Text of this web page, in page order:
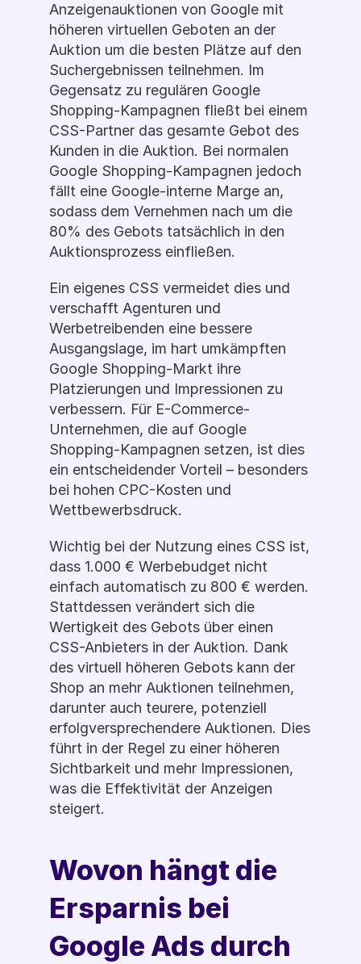
Anzeigenauktionen von Google mit
höheren virtuellen Geboten an der
Auktion um die besten Plätze auf den
Suchergebnissen teilnehmen. Im
Gegensatz zu regulären Google
Shopping-Kampagnen fließt bei einem
CSS-Partner das gesamte Gebot des
Kunden in die Auktion. Bei normalen
Google Shopping-Kampagnen jedoch
fällt eine Google-interne Marge an,
sodass dem Vernehmen nach um die
80% des Gebots tatsächlich in den
Auktionsprozess einfließen.
Ein eigenes CSS vermeidet dies und
verschafft Agenturen und
Werbetreibenden eine bessere
Ausgangslage, im hart umkämpften
Google Shopping-Markt ihre
Platzierungen und Impressionen zu
verbessern. Für E-Commerce-
Unternehmen, die auf Google
Shopping-Kampagnen setzen, ist dies
ein entscheidender Vorteil – besonders
bei hohen CPC-Kosten und
Wettbewerbsdruck.
Wichtig bei der Nutzung eines CSS ist,
dass 1.000 € Werbebudget nicht
einfach automatisch zu 800 € werden.
Stattdessen verändert sich die
Wertigkeit des Gebots über einen
CSS-Anbieters in der Auktion. Dank
des virtuell höheren Gebots kann der
Shop an mehr Auktionen teilnehmen,
darunter auch teurere, potenziell
erfolgversprechendere Auktionen. Dies
führt in der Regel zu einer höheren
Sichtbarkeit und mehr Impressionen,
was die Effektivität der Anzeigen
steigert.
Wovon hängt die
Ersparnis bei
Google Ads durch